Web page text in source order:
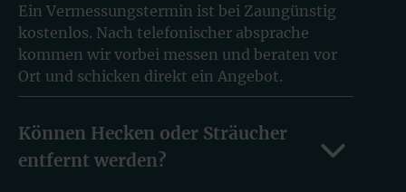
Ein Vermessungstermin ist bei Zaungünstig
kostenlos. Nach telefonischer absprache
kommen wir vorbei messen und beraten vor
Ort und schicken direkt ein Angebot.
Können Hecken oder Sträucher
entfernt werden?